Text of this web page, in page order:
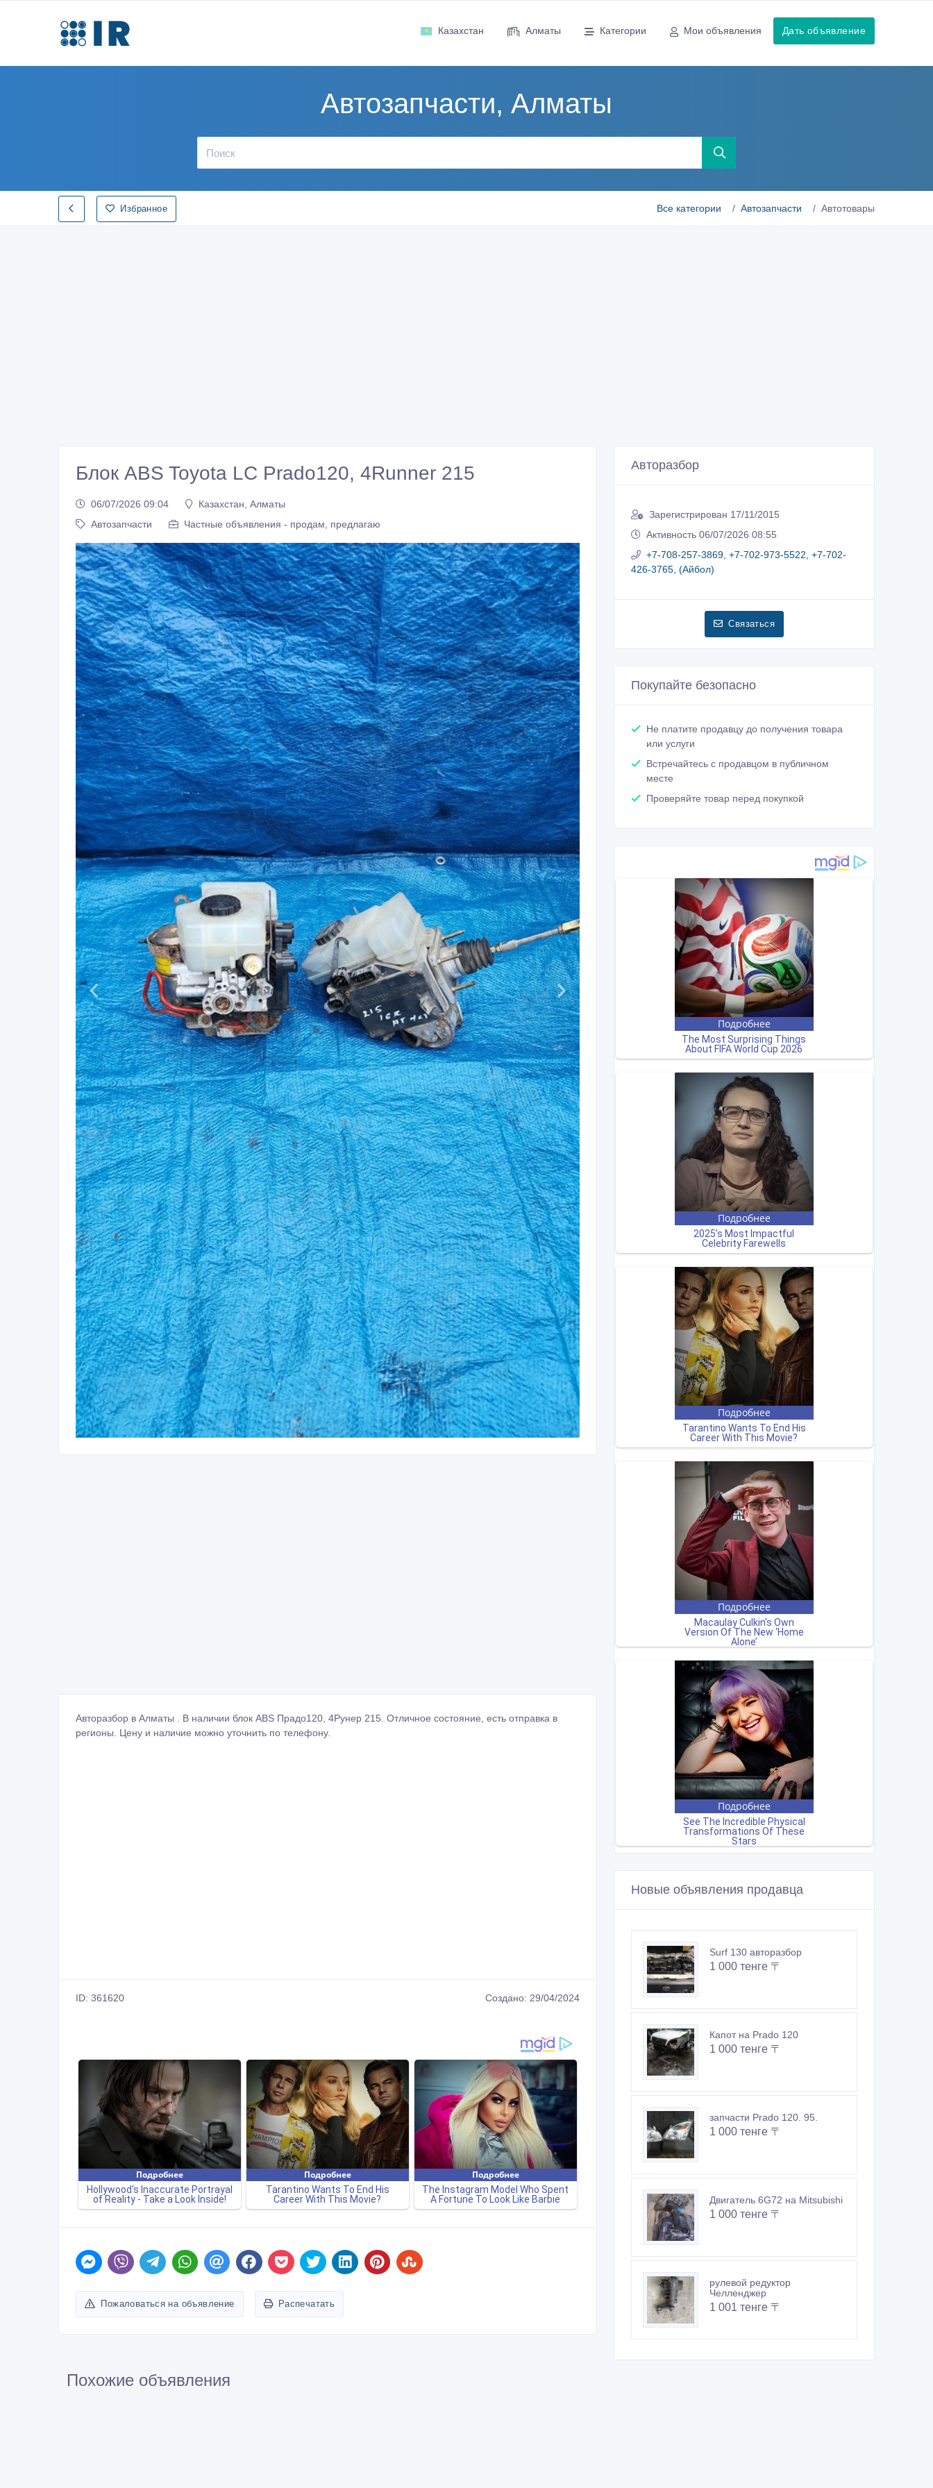
Казахстан Алматы Категории Мои объявления Дать объявление
Автозапчасти, Алматы
Избранное Все категории Автозапчасти Автотовары
Блок ABS Toyota LC Prado120, 4Runner 215
06/07/2026 09:04
Казахстан, Алматы
Автозапчасти
Частные объявления - продам, предлагаю
Авторазбор в Алматы . В наличии блок ABS Прадо120, 4Рунер 215. Отличное состояние, есть отправка в
регионы. Цену и наличие можно уточнить по телефону.
ID: 361620 Создано: 29/04/2024
Пожаловаться на объявление Распечатать
Авторазбор
Зарегистрирован 17/11/2015
Активность 06/07/2026 08:55
+7-708-257-3869, +7-702-973-5522, +7-702-
426-3765, (Айбол)
Связаться
Покупайте безопасно
Не платите продавцу до получения товара
или услуги
Встречайтесь с продавцом в публичном
месте
Проверяйте товар перед покупкой
Новые объявления продавца
Surf 130 авторазбор
1 000 тенге 〒
Капот на Prado 120
1 000 тенге 〒
запчасти Prado 120. 95.
1 000 тенге 〒
Двигатель 6G72 на Mitsubishi
1 000 тенге 〒
рулевой редуктор
Челленджер
1 001 тенге 〒
Похожие объявления